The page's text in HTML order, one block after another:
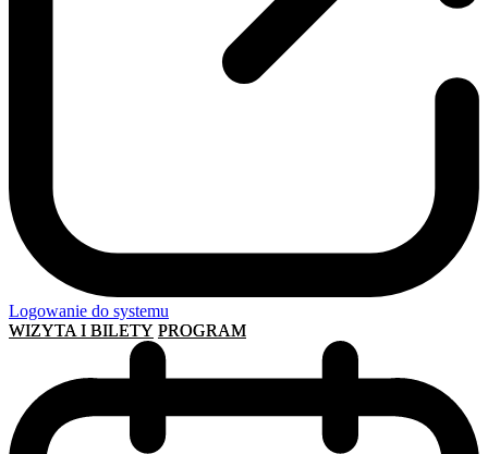
Logowanie do systemu
WIZYTA I BILETY PROGRAM